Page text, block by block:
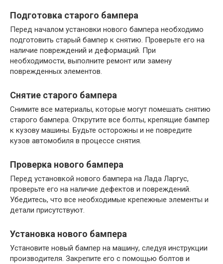
Подготовка старого бампера
Перед началом установки нового бампера необходимо
подготовить старый бампер к снятию. Проверьте его на
наличие повреждений и деформаций. При
необходимости, выполните ремонт или замену
поврежденных элементов.
Снятие старого бампера
Снимите все материалы, которые могут помешать снятию
старого бампера. Открутите все болты, крепящие бампер
к кузову машины. Будьте осторожны и не повредите
кузов автомобиля в процессе снятия.
Проверка нового бампера
Перед установкой нового бампера на Лада Ларгус,
проверьте его на наличие дефектов и повреждений.
Убедитесь, что все необходимые крепежные элементы и
детали присутствуют.
Установка нового бампера
Установите новый бампер на машину, следуя инструкции
производителя. Закрепите его с помощью болтов и